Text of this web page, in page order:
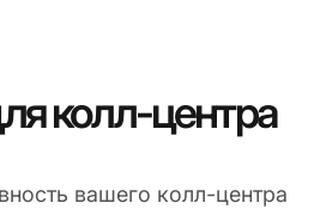
колл-центра
вашего колл-центра